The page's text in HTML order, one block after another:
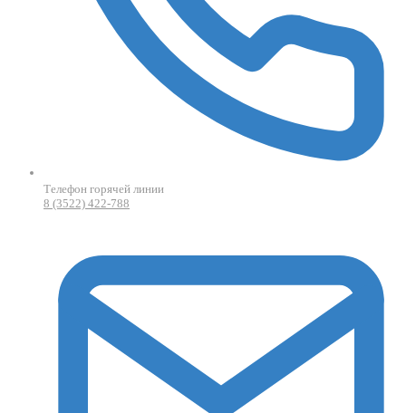
Телефон горячей линии
8 (3522) 422-788